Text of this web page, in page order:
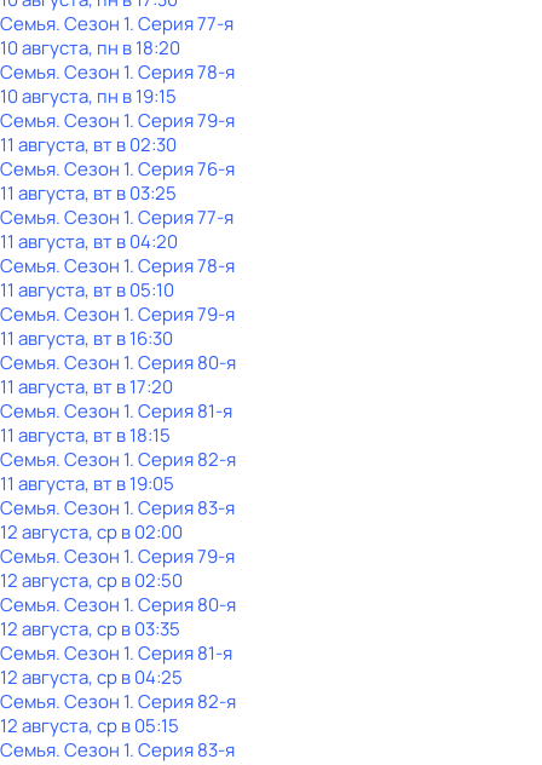
Семья. Сезон 1. Серия 77-я
10 августа, пн в 18:20
Семья. Сезон 1. Серия 78-я
10 августа, пн в 19:15
Семья. Сезон 1. Серия 79-я
11 августа, вт в 02:30
Семья. Сезон 1. Серия 76-я
11 августа, вт в 03:25
Семья. Сезон 1. Серия 77-я
11 августа, вт в 04:20
Семья. Сезон 1. Серия 78-я
11 августа, вт в 05:10
Семья. Сезон 1. Серия 79-я
11 августа, вт в 16:30
Семья. Сезон 1. Серия 80-я
11 августа, вт в 17:20
Семья. Сезон 1. Серия 81-я
11 августа, вт в 18:15
Семья. Сезон 1. Серия 82-я
11 августа, вт в 19:05
Семья. Сезон 1. Серия 83-я
12 августа, ср в 02:00
Семья. Сезон 1. Серия 79-я
12 августа, ср в 02:50
Семья. Сезон 1. Серия 80-я
12 августа, ср в 03:35
Семья. Сезон 1. Серия 81-я
12 августа, ср в 04:25
Семья. Сезон 1. Серия 82-я
12 августа, ср в 05:15
Семья. Сезон 1. Серия 83-я